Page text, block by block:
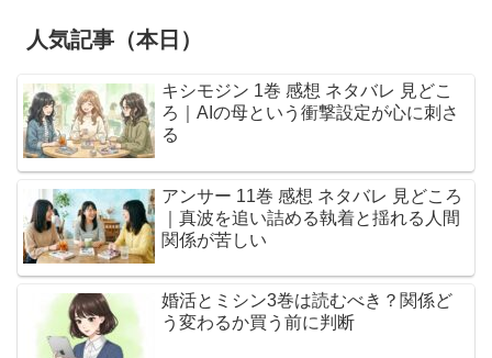
人気記事（本日）
キシモジン 1巻 感想 ネタバレ 見どこ
ろ｜AIの母という衝撃設定が心に刺さ
る
アンサー 11巻 感想 ネタバレ 見どころ
｜真波を追い詰める執着と揺れる人間
関係が苦しい
婚活とミシン3巻は読むべき？関係ど
う変わるか買う前に判断